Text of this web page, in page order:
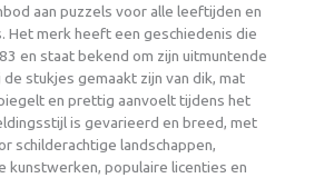
aan puzzels voor alle leeftijden en
Het merk heeft een geschiedenis die
en staat bekend om zijn uitmuntende
stukjes gemaakt zijn van dik, mat
en prettig aanvoelt tijdens het
is gevarieerd en breed, met
schilderachtige landschappen,
kunstwerken, populaire licenties en